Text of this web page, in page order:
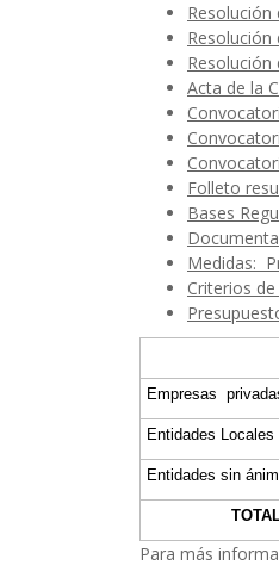
Resolución
Resolución
Resolución
Acta de la
Folleto
Bases
Medidas:
Criterios
Empresas
Entidades Locales
Entidades sin
Para más